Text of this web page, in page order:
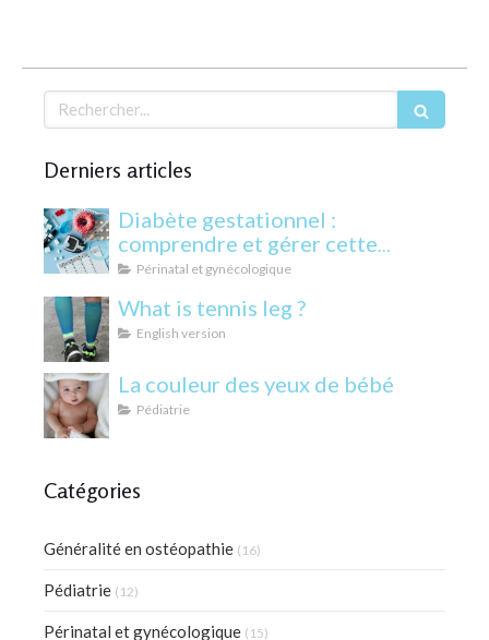
Rechercher
Derniers articles
Diabète gestationnel :
comprendre et gérer cette
condition pendant la grossesse
Périnatal et gynécologique
What is tennis leg ?
English version
La couleur des yeux de bébé
Pédiatrie
Catégories
Généralité en ostéopathie (16)
Pédiatrie (12)
Périnatal et gynécologique (15)